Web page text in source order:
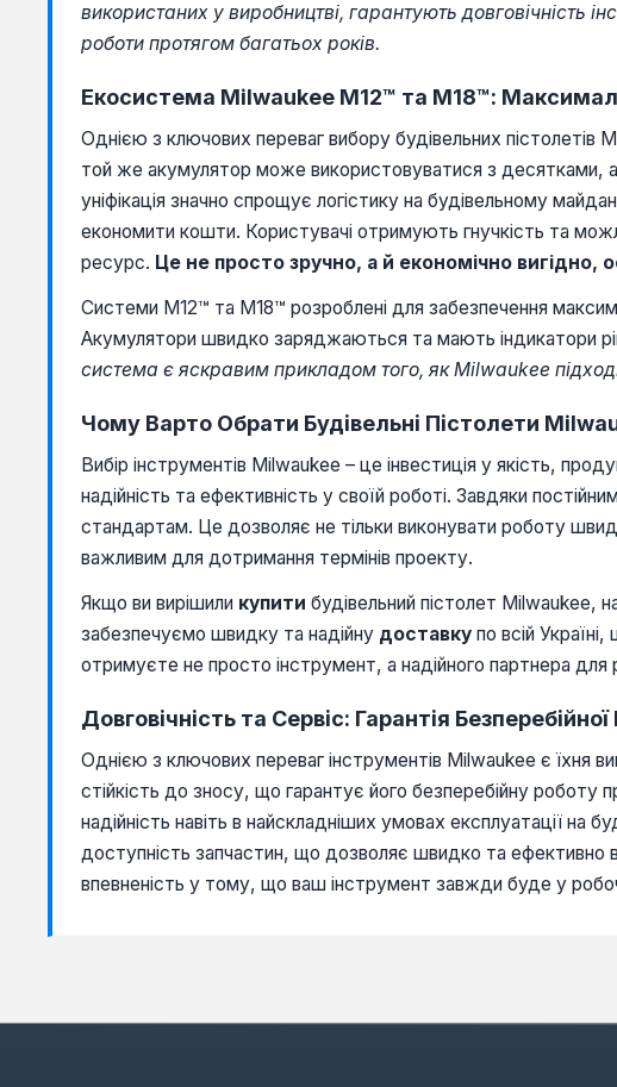
використаних у виробництві, гарантують довговічність
роботи протягом багатьох років.
Екосистема Milwaukee M12™ та M18™:
Однією з ключових переваг вибору будівельних
той же акумулятор може використовуватися з десятками, а
уніфікація значно спрощує логістику на будівельному
економити кошти. Користувачі отримують гнучкість та
ресурс. Це не просто зручно, а й економічно
Системи M12™ та M18™ розроблені для забезпечення
Акумулятори швидко заряджаються та мають індикатори
система є яскравим прикладом того, як Milwaukee
Чому Варто Обрати Будівельні Пістолети
Вибір інструментів Milwaukee – це інвестиція у якість,
надійність та ефективність у своїй роботі. Завдяки
стандартам. Це дозволяє не тільки виконувати роботу
важливим для дотримання термінів проекту.
Якщо ви вирішили купити будівельний пістолет
забезпечуємо швидку та надійну доставку по всій
отримуєте не просто інструмент, а надійного партнера для
Довговічність та Сервіс: Гарантія
Однією з ключових переваг інструментів Milwaukee є їхня
стійкість до зносу, що гарантує його безперебійну роботу
надійність навіть в найскладніших умовах експлуатації
доступність запчастин, що дозволяє швидко та ефективно
впевненість у тому, що ваш інструмент завжди буде у